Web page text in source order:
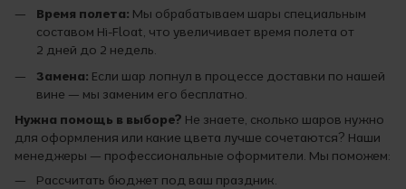
Время полета: Мы обрабатываем шары специальным
составом Hi-Float, что увеличивает время полета от
2 дней до 2 недель.
Замена: Если шар лопнул в процессе доставки по нашей
вине — мы заменим его бесплатно.
Нужна помощь в выборе? Не знаете, сколько шаров нужно
для оформления или какие цвета лучше сочетаются? Наши
менеджеры — профессиональные оформители. Мы поможем:
Рассчитать бюджет под ваш праздник.